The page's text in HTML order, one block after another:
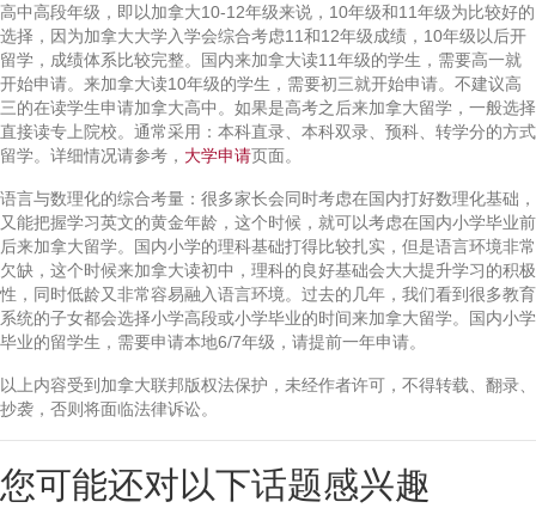
高中高段年级，即以加拿大10-12年级来说，10年级和11年级为比较好的
选择，因为加拿大大学入学会综合考虑11和12年级成绩，10年级以后开
留学，成绩体系比较完整。国内来加拿大读11年级的学生，需要高一就
开始申请。来加拿大读10年级的学生，需要初三就开始申请。不建议高
三的在读学生申请加拿大高中。如果是高考之后来加拿大留学，一般选择
直接读专上院校。通常采用：本科直录、本科双录、预科、转学分的方式
留学。详细情况请参考， 大学申请页面。
语言与数理化的综合考量：很多家长会同时考虑在国内打好数理化基础，
又能把握学习英文的黄金年龄，这个时候，就可以考虑在国内小学毕业前
后来加拿大留学。国内小学的理科基础打得比较扎实，但是语言环境非常
欠缺，这个时候来加拿大读初中，理科的良好基础会大大提升学习的积极
性，同时低龄又非常容易融入语言环境。过去的几年，我们看到很多教育
系统的子女都会选择小学高段或小学毕业的时间来加拿大留学。国内小学
毕业的留学生，需要申请本地6/7年级，请提前一年申请。
以上内容受到加拿大联邦版权法保护，未经作者许可，不得转载、翻录、
抄袭，否则将面临法律诉讼。
您可能还对以下话题感兴趣